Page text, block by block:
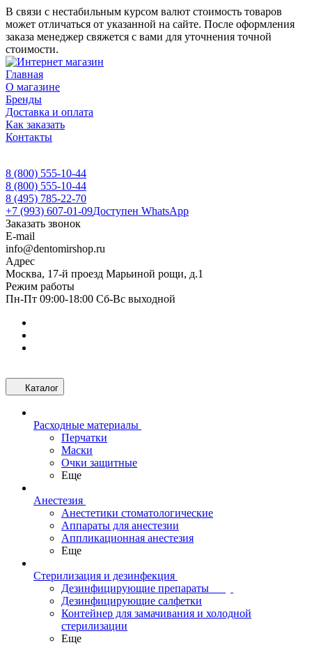
В связи с нестабильным курсом валют стоимость товаров
может отличаться от указанной на сайте. После оформления
заказа менеджер свяжется с вами для уточнения точной
стоимости.
Главная
О магазине
Бренды
Доставка и оплата
Как заказать
Контакты
8 (800) 555-10-44
8 (800) 555-10-44
8 (495) 785-22-70
+7 (993) 607-01-09Доступен WhatsApp
Заказать звонок
E-mail
info@dentomirshop.ru
Адрес
Москва, 17-й проезд Марьиной рощи, д.1
Режим работы
Пн-Пт 09:00-18:00 Сб-Вс выходной
Каталог
Расходные материалы
Перчатки
Маски
Очки защитные
Еще
Анестезия
Анестетики стоматологические
Аппараты для анестезии
Аппликационная анестезия
Еще
Стерилизация и дезинфекция
Дезинфицирующие препараты
Дезинфицирующие салфетки
Контейнер для замачивания и холодной
стерилизации
Еще